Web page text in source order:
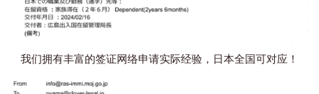
我们拥有丰富的签证网络申请实际经验，日本全国可对应！